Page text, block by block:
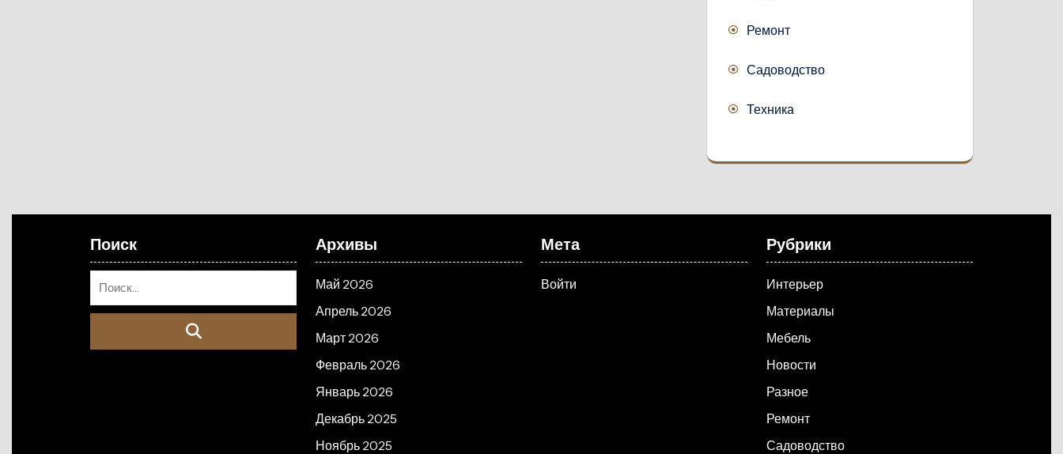
Ремонт
Садоводство
Техника
Поиск Архивы
Май 2026
Апрель 2026
Март 2026
Февраль 2026
Январь 2026
Декабрь 2025
Ноябрь 2025
Мета
Войти
Рубрики
Интерьер
Материалы
Мебель
Новости
Разное
Ремонт
Садоводство